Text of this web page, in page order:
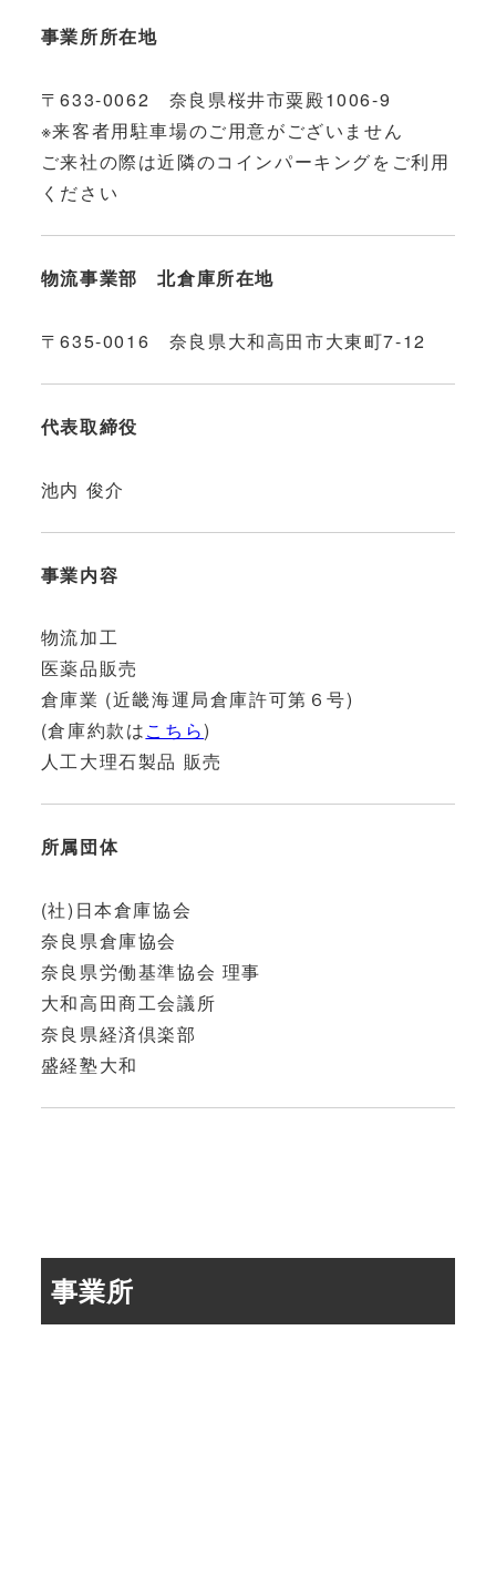
事業所所在地
〒633-0062 奈良県桜井市粟殿1006-9
※来客者用駐車場のご用意がございません
ご来社の際は近隣のコインパーキングをご利用
ください
物流事業部 北倉庫所在地
〒635-0016 奈良県大和高田市大東町7-12
代表取締役
池内 俊介
事業内容
物流加工
医薬品販売
倉庫業 (近畿海運局倉庫許可第６号)
(倉庫約款はこちら)
人工大理石製品 販売
所属団体
(社)日本倉庫協会
奈良県倉庫協会
奈良県労働基準協会 理事
大和高田商工会議所
奈良県経済倶楽部
盛経塾大和
事業所